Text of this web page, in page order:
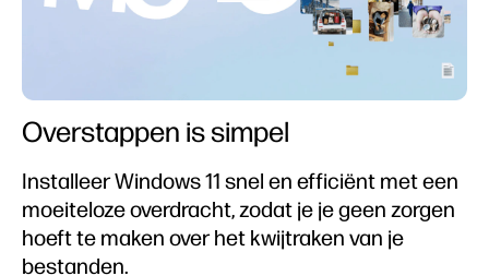
Overstappen is simpel
Installeer Windows 11 snel en efficiënt met een
moeiteloze overdracht, zodat je je geen zorgen
hoeft te maken over het kwijtraken van je
bestanden.